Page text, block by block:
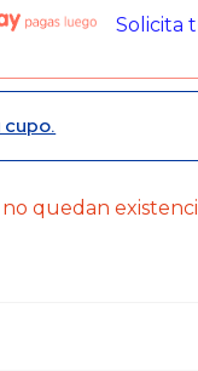
Solicita
quedan